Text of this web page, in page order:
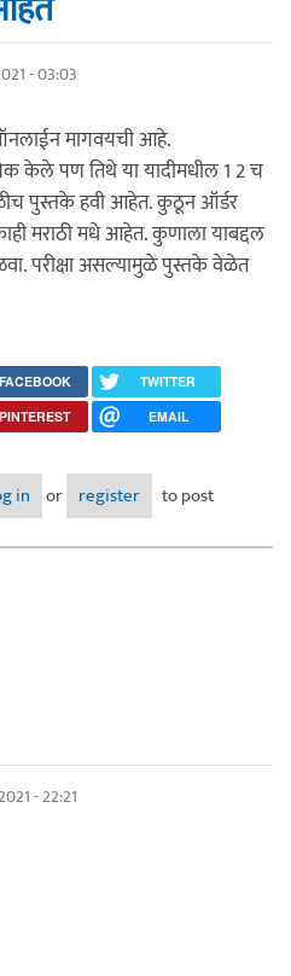
- 03:03
मागवयची आहे.
केले पण तिथे या यादीमधील 1 2 च
पुस्तके हवी आहेत. कुठून ऑर्डर
मराठी मधे आहेत. कुणाला याबद्दल
परीक्षा असल्यामुळे पुस्तके वेळेत
FACEBOOK
TWITTER
PINTEREST EMAIL
आहेत
in or register
to post
- 22:21